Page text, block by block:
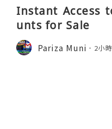
Instant Access
unts for Sale
Pariza Muni 2小